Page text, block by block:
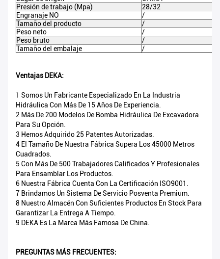
Presión de trabajo (Mpa)
28/32
Engranaje NO
/
Tamaño del producto
/
Peso neto
/
Peso bruto
/
Tamaño del embalaje
/
Ventajas DEKA:
1 Somos Un Fabricante Especializado En La Industria
Hidráulica Con Más De 15 Años De Experiencia.
2 Más De 200 Modelos De Bomba Hidráulica De Excavadora
Para Su Opción.
3 Hemos Adquirido 25 Patentes Autorizadas.
4 El Tamaño De Nuestra Fábrica Supera Los 45000 Metros
Cuadrados.
5 Con Más De 500 Trabajadores Calificados Y Profesionales
Para Ensamblar Los Productos.
6 Nuestra Fábrica Cuenta Con La Certificación ISO9001.
7 Brindamos Un Sistema De Servicio Posventa Premium.
8 Nuestro Almacén Con Suficientes Productos En Stock Para
Garantizar La Entrega A Tiempo.
9 DEKA Es La Marca Más Famosa De China.
PREGUNTAS MÁS FRECUENTES: